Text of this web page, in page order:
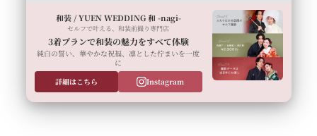
和装 / YUEN WEDDING 和 -nagi-
セルフで叶える、和装前撮り専門店
3着プランで和装の魅力をすべて体験
純白の誓い、華やかな祝福、凛とした佇まいを一度
に
詳細はこちら
Instagram